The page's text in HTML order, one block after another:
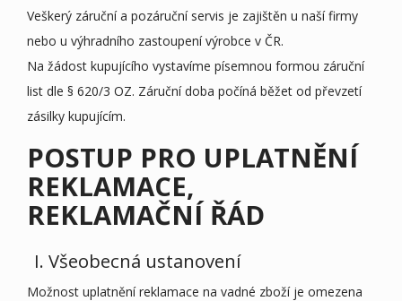
Veškerý záruční a pozáruční servis je zajištěn u naší firmy
nebo u výhradního zastoupení výrobce v ČR.
Na žádost kupujícího vystavíme písemnou formou záruční
list dle § 620/3 OZ. Záruční doba počíná běžet od převzetí
zásilky kupujícím.
POSTUP PRO UPLATNĚNÍ
REKLAMACE,
REKLAMAČNÍ ŘÁD
I. Všeobecná ustanovení
Možnost uplatnění reklamace na vadné zboží je omezena